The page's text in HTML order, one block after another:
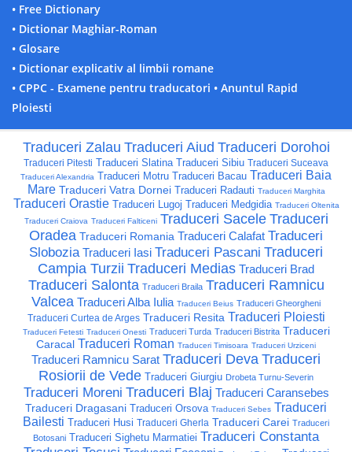
• Free Dictionary
• Dictionar Maghiar-Roman
• Glosare
• Dictionar explicativ al limbii romane
• CPPC - Examene pentru traducatori • Anuntul Rapid
Ploiesti
Traduceri Zalau Traduceri Aiud Traduceri Dorohoi
Traduceri Pitesti Traduceri Slatina Traduceri Sibiu Traduceri Suceava
Traduceri Alexandria Traduceri Motru Traduceri Bacau Traduceri Baia
Mare Traduceri Vatra Dornei Traduceri Radauti Traduceri Marghita
Traduceri Orastie Traduceri Lugoj Traduceri Medgidia Traduceri Oltenita
Traduceri Craiova Traduceri Falticeni Traduceri Sacele Traduceri
Oradea Traduceri Romania Traduceri Calafat Traduceri
Slobozia Traduceri Iasi Traduceri Pascani Traduceri
Campia Turzii Traduceri Medias Traduceri Brad
Traduceri Salonta Traduceri Braila Traduceri Ramnicu
Valcea Traduceri Alba Iulia Traduceri Beius Traduceri Gheorgheni
Traduceri Curtea de Arges Traduceri Resita Traduceri Ploiesti
Traduceri Fetesti Traduceri Onesti Traduceri Turda Traduceri Bistrita Traduceri
Caracal Traduceri Roman Traduceri Timisoara Traduceri Urziceni
Traduceri Ramnicu Sarat Traduceri Deva Traduceri
Rosiorii de Vede Traduceri Giurgiu Drobeta Turnu-Severin
Traduceri Moreni Traduceri Blaj Traduceri Caransebes
Traduceri Dragasani Traduceri Orsova Traduceri Sebes Traduceri
Bailesti Traduceri Husi Traduceri Gherla Traduceri Carei Traduceri
Botosani Traduceri Sighetu Marmatiei Traduceri Constanta